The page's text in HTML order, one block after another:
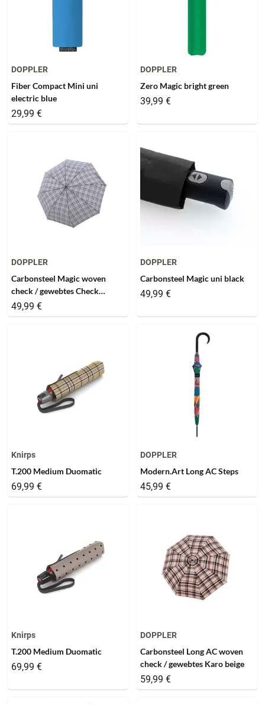
DOPPLER
Fiber Compact Mini uni
electric blue
29,99 €
DOPPLER
Zero Magic bright green
39,99 €
DOPPLER
Carbonsteel Magic woven
check / gewebtes Check
grey/red
49,99 €
DOPPLER
Carbonsteel Magic uni black
49,99 €
Knirps
T.200 Medium Duomatic
69,99 €
DOPPLER
Modern.Art Long AC Steps
45,99 €
Knirps
T.200 Medium Duomatic
69,99 €
DOPPLER
Carbonsteel Long AC woven
check / gewebtes Karo beige
59,99 €